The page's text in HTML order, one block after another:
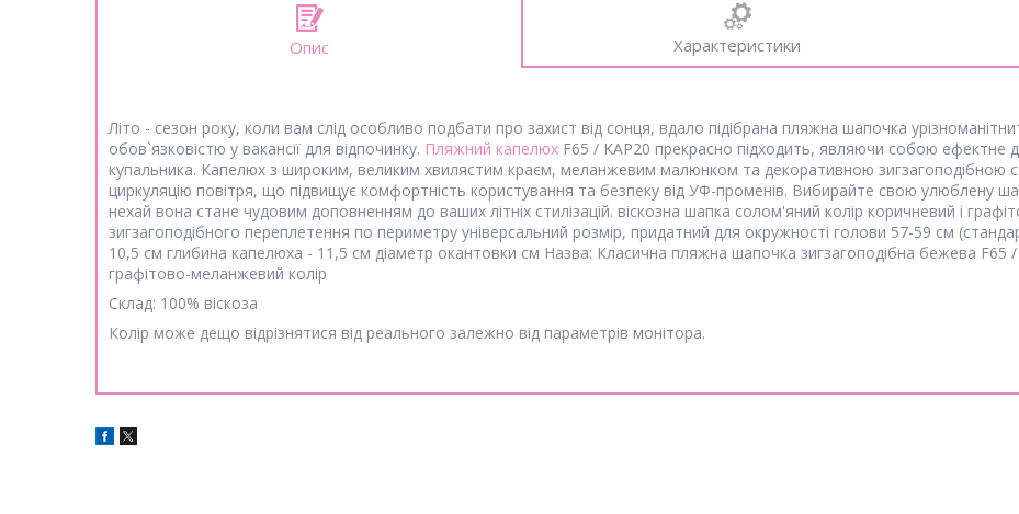
Опис Характеристики
Літо - сезон року, коли вам слід особливо подбати про захист від сонця, вдало підібрана пляжна шапочка
обов`язковістю у вакансії для відпочинку. Пляжний капелюх F65 / KAP20 прекрасно підходить, являючи собою ефектне
купальника. Капелюх з широким, великим хвилястим краєм, меланжевим малюнком та декоративною зигзагоподібною
циркуляцію повітря, що підвищує комфортність користування та безпеку від УФ-променів. Вибирайте свою улюблену
нехай вона стане чудовим доповненням до ваших літніх стилізацій. віскозна шапка солом'яний колір коричневий і
зигзагоподібного переплетення по периметру універсальний розмір, придатний для окружності голови 57-59 см
10,5 см глибина капелюха - 11,5 см діаметр окантовки см Назва: Класична пляжна шапочка зигзагоподібна бежева F65
графітово-меланжевий колір
Склад: 100% віскоза
Колір може дещо відрізнятися від реального залежно від параметрів монітора.